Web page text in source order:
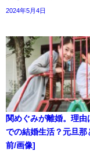
2024年5月4日
関めぐみが離婚。理由
での結婚生活？元旦那
前/画像]